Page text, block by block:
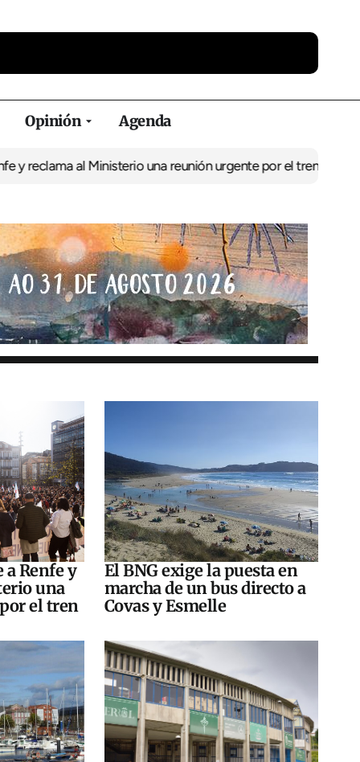
Opinión Agenda
al Ministerio una reunión urgente por el trenEl BNG exige la
Renfe y
una
el tren
El BNG exige la puesta en
marcha de un bus directo a
Covas y Esmelle